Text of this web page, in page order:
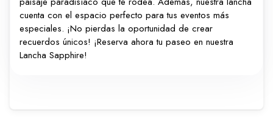
cuenta con el espacio perfecto para tus eventos más
especiales. ¡No pierdas la oportunidad de crear
recuerdos únicos! ¡Reserva ahora tu paseo en nuestra
Lancha Sapphire!